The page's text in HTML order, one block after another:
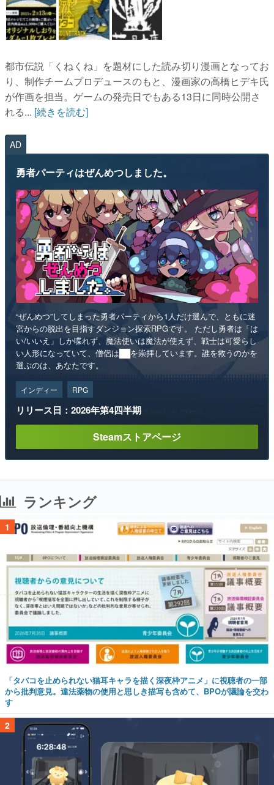
女性向け
アプリレビュー
その他
電ファミニコゲーマーとは？
運営：株式会社マレ
都市伝説「くねくね」を題材にした読み切り漫画となってお
り、制作チームプロデュースのもと、漫画家の高橋ヒデキ氏
が作画を担当。ゲームの発売日でもある13日に同時公開さ
れる... [続きを読む]
AD
勇者パーティはぜんめつしました。
“ぜんめつ”してしまった勇者パーティから1人だけ選んで、ともに迷
宮からの脱出を目指すダンジョン探索RPGです。 ただし勇者は「は
い/いいえ」しか喋れず、魔法使いは魔法が使えず、戦士は可愛らし
い人形になっていて、僧侶は██を崇拝しています。誰を救うのかを
選ぶのは、あなたです。
インディー RPG
リリース日：2026年第4四半期
Steamストアページ
ランキング
1
「タバコを止められない猫耳キャラを描く深夜枠アニメ」に視聴者の一部
から批判意見。違法薬物の使用と思しき描写も含めて、BPOが議論を交わ
す
2